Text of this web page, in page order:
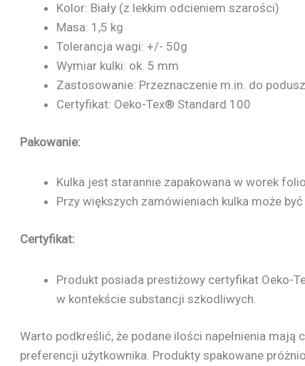
Kolor: Biały (z lekkim odcieniem szarości)
Masa: 1,5 kg
Tolerancja wagi: +/- 50g
Wymiar kulki: ok. 5 mm
Zastosowanie: Przeznaczenie m.in. do
Certyfikat: Oeko-Tex® Standard 100
Pakowanie:
Kulka jest starannie zapakowana w worek
Przy większych zamówieniach kulka może
Certyfikat:
Produkt posiada prestiżowy certyfikat Oeko-
w kontekście substancji szkodliwych.
Warto podkreślić, że podane ilości napełnienia
preferencji użytkownika. Produkty spakowane